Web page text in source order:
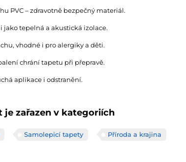
PVC – zdravotně bezpečný materiál.
jako tepelná a akustická izolace.
vhodné i pro alergiky a děti.
chrání tapetu při přepravě.
aplikace i odstranění.
je zařazen v kategoriích
Samolepicí tapety Příroda a krajina